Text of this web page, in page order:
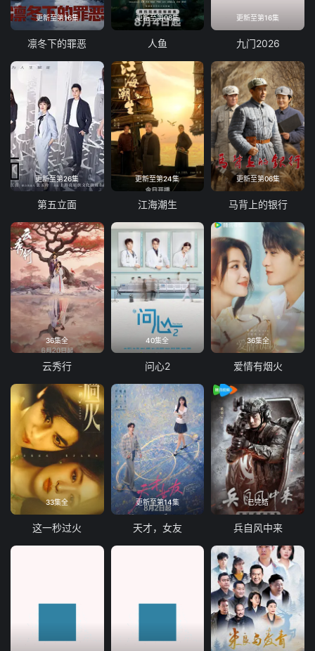
彩21 彩22 彩23
更新至第16集
凛冬下的罪恶
更新至第08集
人鱼
更新至第16集
九门2026
更新至第26集
第五立面
更新至第24集
江海潮生
更新至第06集
马背上的银行
36集全
云秀行
40集全
问心2
36集全
爱情有烟火
33集全
这一秒过火
更新至第14集
天才，女友
已完结
兵自风中来